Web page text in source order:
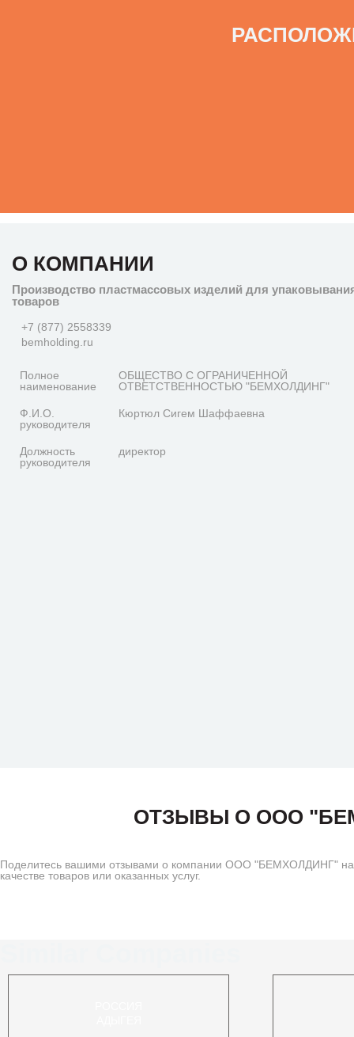
О КОМПАНИИ
Производство пластмассовых изделий для
товаров
+7 (877) 2558339
bemholding.ru
Полное
наименование
ОБЩЕСТВО С ОГРАНИЧЕННОЙ
ОТВЕТСТВЕННОСТЬЮ "БЕМХОЛДИНГ"
Ф.И.О.
руководителя
Кюртюл Сигем Шаффаевна
Должность
руководителя
директор
ОТЗЫВЫ О ООО
Поделитесь вашими отзывами о компании ООО "БЕМХОЛДИНГ"
качестве товаров или оказанных услуг.